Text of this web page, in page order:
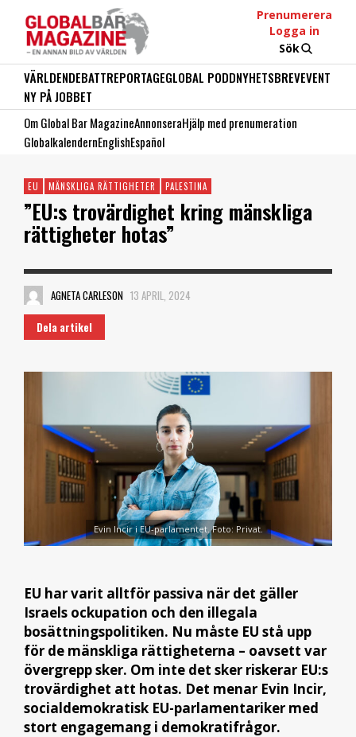
Prenumerera
Logga in
Sök
VÄRLDENDEBATTREPORTAGEGLOBAL PODDNYHETSBREVEVENT
NY PÅ JOBBET
Om Global Bar MagazineAnnonseraHjälp med prenumeration
GlobalkalendernEnglishEspañol
EU MÄNSKLIGA RÄTTIGHETER PALESTINA
”EU:s trovärdighet kring mänskliga
rättigheter hotas”
AGNETA CARLESON 13 APRIL, 2024
Dela artikel
Evin Incir i EU-parlamentet. Foto: Privat.
EU har varit alltför passiva när det gäller
Israels ockupation och den illegala
bosättningspolitiken. Nu måste EU stå upp
för de mänskliga rättigheterna – oavsett var
övergrepp sker. Om inte det sker riskerar EU:s
trovärdighet att hotas. Det menar Evin Incir,
socialdemokratisk EU-parlamentariker med
stort engagemang i demokratifrågor.